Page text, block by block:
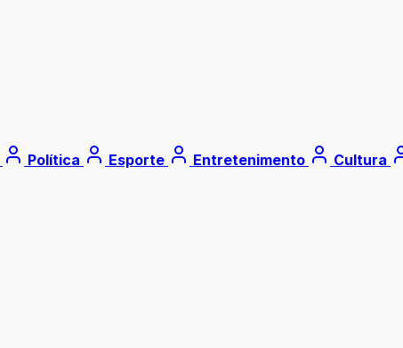
Política Esporte Entretenimento Cultura